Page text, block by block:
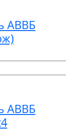
АВВБ
АВВБ